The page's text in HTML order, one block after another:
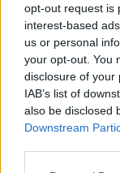
opt-out request is
interest-based
us or personal
your opt-out. You
disclosure of your
IAB’s list of
also be disclosed
Downstream
NEM A
VESZÉLYES A
2022. május. 11. 07:07
A csernobili
ukrán lakosság
csak 36 órás
hátrahagyva
reaktor körüli 30